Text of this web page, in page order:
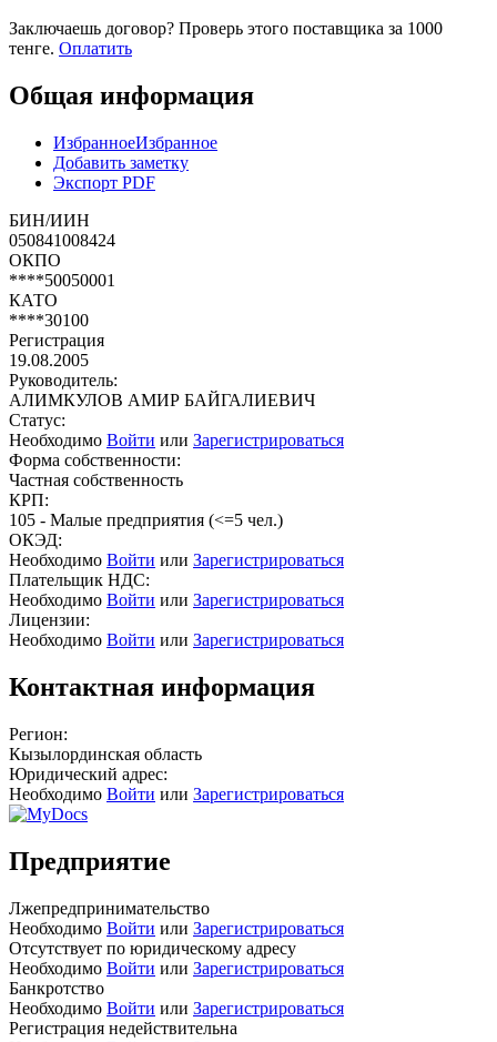
Заключаешь договор? Проверь этого поставщика за 1000
тенге. Оплатить
Общая информация
ИзбранноеИзбранное
Добавить заметку
Экспорт PDF
БИН/ИИН
050841008424
ОКПО
****50050001
КАТО
****30100
Регистрация
19.08.2005
Руководитель:
АЛИМКУЛОВ АМИР БАЙГАЛИЕВИЧ
Статус:
Необходимо Войти или Зарегистрироваться
Форма собственности:
Частная собственность
КРП:
105 - Малые предприятия (<=5 чел.)
ОКЭД:
Необходимо Войти или Зарегистрироваться
Плательщик НДС:
Необходимо Войти или Зарегистрироваться
Лицензии:
Необходимо Войти или Зарегистрироваться
Контактная информация
Регион:
Кызылординская область
Юридический адрес:
Необходимо Войти или Зарегистрироваться
Предприятие
Лжепредпринимательство
Необходимо Войти или Зарегистрироваться
Отсутствует по юридическому адресу
Необходимо Войти или Зарегистрироваться
Банкротство
Необходимо Войти или Зарегистрироваться
Регистрация недействительна